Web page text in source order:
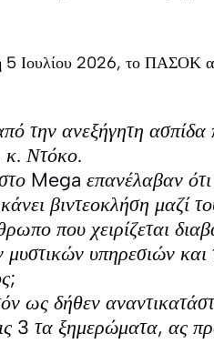
5 Ιουλίου 2026, το ΠΑΣΟΚ
την ανεξήγητη ασπίδα
κ. Ντόκο.
Mega επανέλαβαν
βιντεοκλήση μαζί
που χειρίζεται
υπηρεσιών και
ως δήθεν
3 τα ξημερώματα, ας